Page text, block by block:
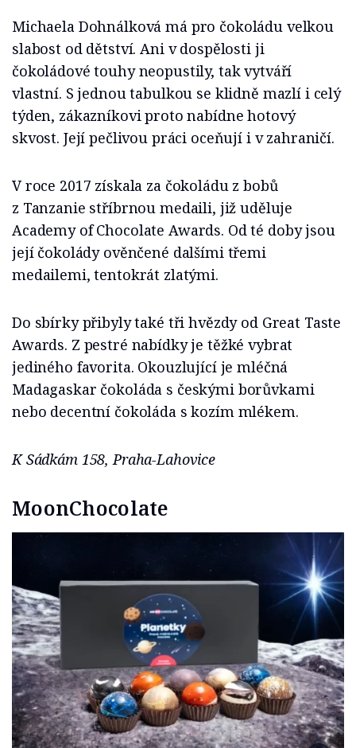
Michaela Dohnálková má pro čokoládu velkou
slabost od dětství. Ani v dospělosti ji
čokoládové touhy neopustily, tak vytváří
vlastní. S jednou tabulkou se klidně mazlí i celý
týden, zákazníkovi proto nabídne hotový
skvost. Její pečlivou práci oceňují i v zahraničí.
V roce 2017 získala za čokoládu z bobů
z Tanzanie stříbrnou medaili, již uděluje
Academy of Chocolate Awards. Od té doby jsou
její čokolády ověnčené dalšími třemi
medailemi, tentokrát zlatými.
Do sbírky přibyly také tři hvězdy od Great Taste
Awards. Z pestré nabídky je těžké vybrat
jediného favorita. Okouzlující je mléčná
Madagaskar čokoláda s českými borůvkami
nebo decentní čokoláda s kozím mlékem.
K Sádkám 158, Praha-Lahovice
MoonChocolate